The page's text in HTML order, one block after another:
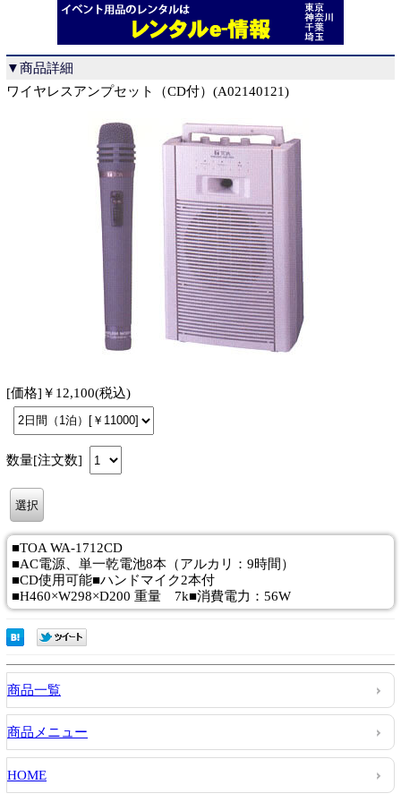
▼商品詳細
ワイヤレスアンプセット（CD付）(A02140121)
[価格]￥12,100(税込)
数量[注文数]
■TOA WA-1712CD
■AC電源、単一乾電池8本（アルカリ：9時間）
■CD使用可能■ハンドマイク2本付
■H460×W298×D200 重量 7k■消費電力：56W
商品一覧
商品メニュー
HOME